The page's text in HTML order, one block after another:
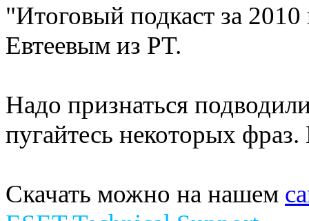
"Итоговый подкаст за
Евтеевым из PT.
Надо признаться
пугайтесь некоторых
Скачать можно на нашем